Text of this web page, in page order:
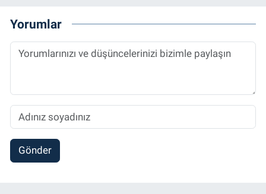
Yorumlar
Gönder